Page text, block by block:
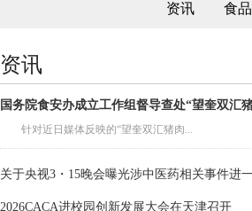
资讯 食品
资讯
针对近日媒体反映的“望奎双汇猪肉...
2026CACA进校园创新发展大会在天津召开